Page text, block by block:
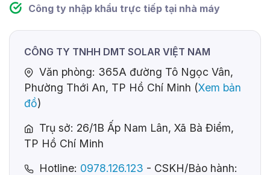
Công ty nhập khẩu trực tiếp tại nhà máy
CÔNG TY TNHH DMT SOLAR VIỆT NAM
Văn phòng: 365A đường Tô Ngọc Vân,
Phường Thới An, TP Hồ Chí Minh (Xem bản
đồ)
Trụ sở: 26/1B Ấp Nam Lân, Xã Bà Điểm,
TP Hồ Chí Minh
Hotline: 0978.126.123 - CSKH/Bảo hành: